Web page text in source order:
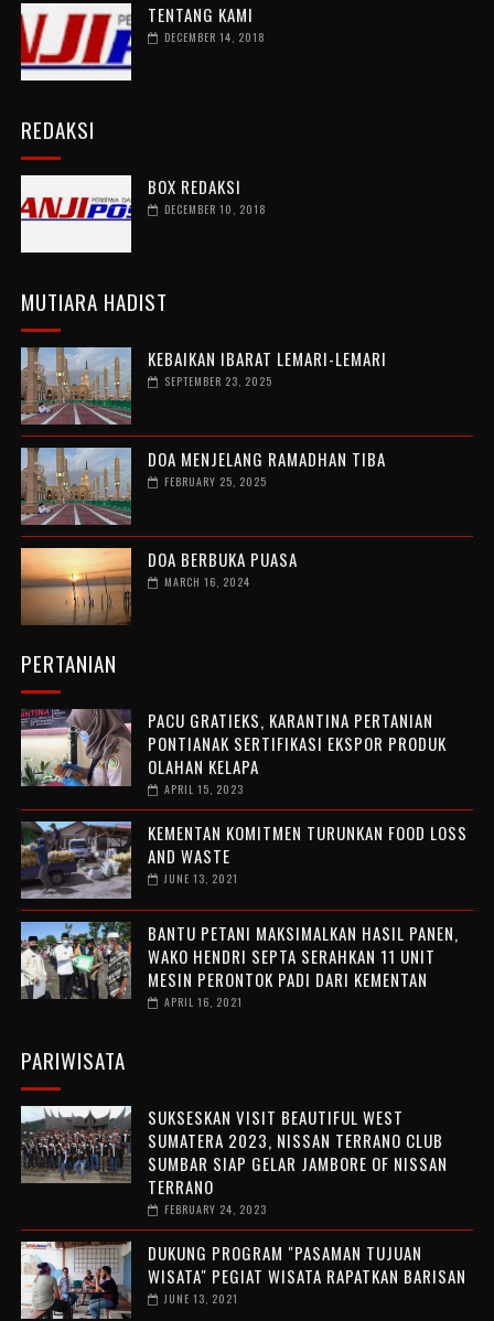
TENTANG KAMI
DECEMBER 14, 2018
REDAKSI
BOX REDAKSI
DECEMBER 10, 2018
MUTIARA HADIST
KEBAIKAN IBARAT LEMARI-LEMARI
SEPTEMBER 23, 2025
DOA MENJELANG RAMADHAN TIBA
FEBRUARY 25, 2025
DOA BERBUKA PUASA
MARCH 16, 2024
PERTANIAN
PACU GRATIEKS, KARANTINA PERTANIAN
PONTIANAK SERTIFIKASI EKSPOR PRODUK
OLAHAN KELAPA
APRIL 15, 2023
KEMENTAN KOMITMEN TURUNKAN FOOD LOSS
AND WASTE
JUNE 13, 2021
BANTU PETANI MAKSIMALKAN HASIL PANEN,
WAKO HENDRI SEPTA SERAHKAN 11 UNIT
MESIN PERONTOK PADI DARI KEMENTAN
APRIL 16, 2021
PARIWISATA
SUKSESKAN VISIT BEAUTIFUL WEST
SUMATERA 2023, NISSAN TERRANO CLUB
SUMBAR SIAP GELAR JAMBORE OF NISSAN
TERRANO
FEBRUARY 24, 2023
DUKUNG PROGRAM "PASAMAN TUJUAN
WISATA" PEGIAT WISATA RAPATKAN BARISAN
JUNE 13, 2021